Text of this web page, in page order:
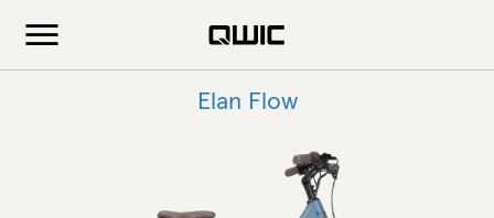
Elan Flow